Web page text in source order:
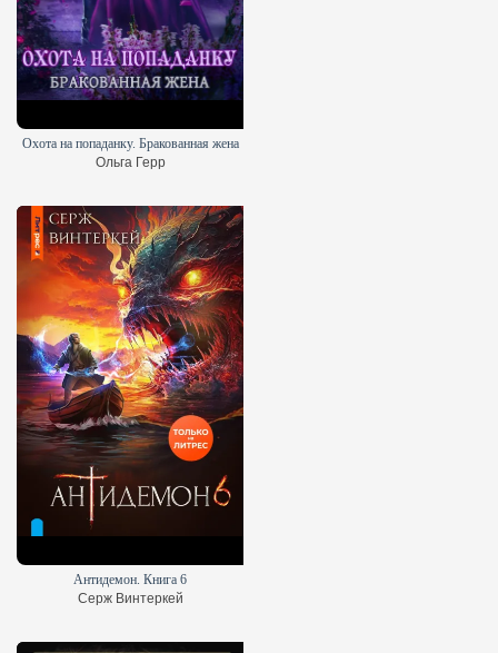
Охота на попаданку. Бракованная жена
Ольга Герр
Антидемон. Книга 6
Серж Винтеркей